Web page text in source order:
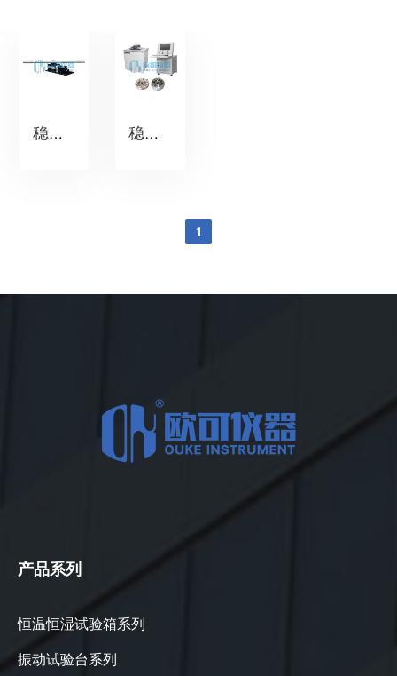
稳态加速度离心试验机（转臂） 稳态加速度离心试验机（转盘）
1
产品系列
恒温恒湿试验箱系列
振动试验台系列